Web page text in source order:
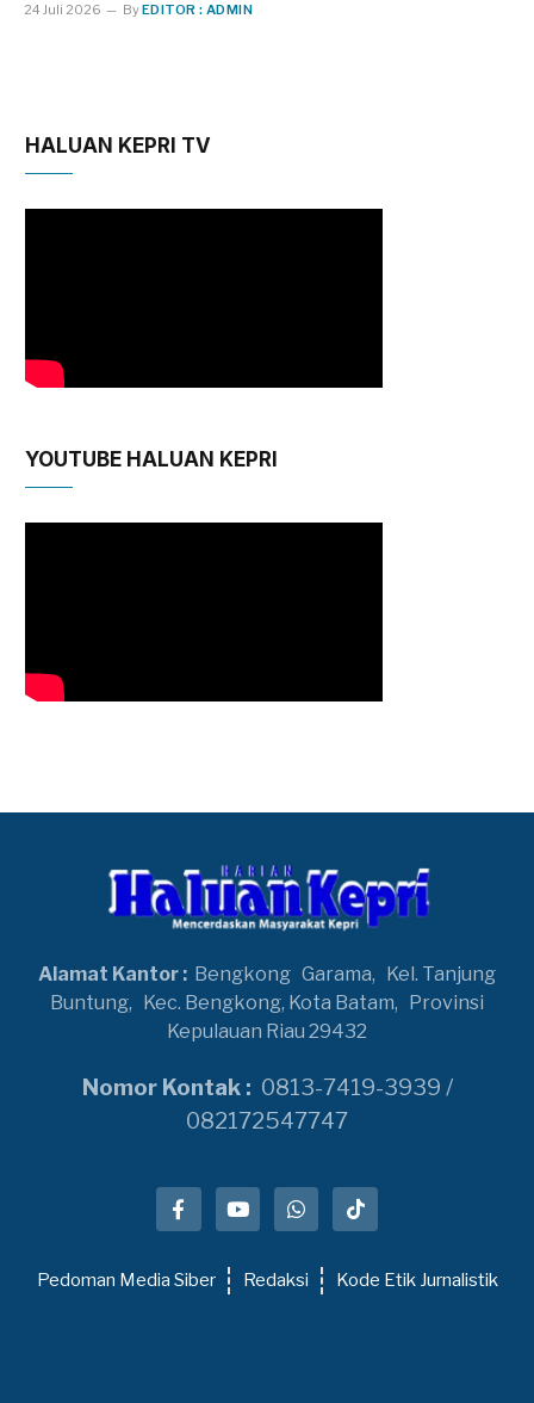
24 Juli 2026 ByEDITOR : ADMIN
HALUAN KEPRI TV
YOUTUBE HALUAN KEPRI
Alamat Kantor : Bengkong Garama, Kel. Tanjung
Buntung, Kec. Bengkong, Kota Batam, Provinsi
Kepulauan Riau 29432
Nomor Kontak : 0813-7419-3939 /
082172547747
Pedoman Media Siber Redaksi Kode Etik Jurnalistik